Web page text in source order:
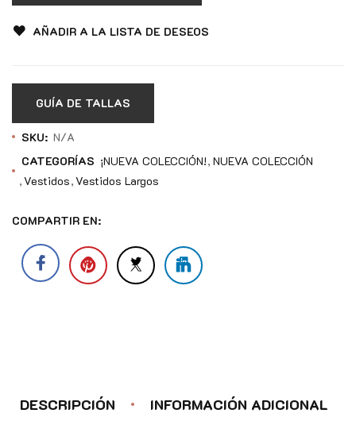
AÑADIR A LA LISTA DE DESEOS
GUÍA DE TALLAS
SKU: N/A
CATEGORÍAS ¡NUEVA COLECCIÓN! NUEVA COLECCIÓN
Vestidos Vestidos Largos
COMPARTIR EN:
DESCRIPCIÓN INFORMACIÓN ADICIONAL